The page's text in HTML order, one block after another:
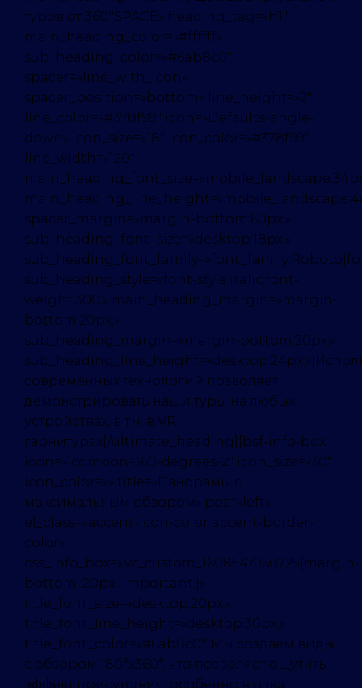
туров от 360°SPACE» heading_tag=»h1″
main_heading_color=»#ffffff»
sub_heading_color=»#6ab8c0″
spacer=»line_with_icon»
spacer_position=»bottom» line_height=»2″
line_color=»#378f99″ icon=»Defaults-angle-
down» icon_size=»18″ icon_color=»#378f99″
line_width=»120″
spacer_margin=»margin-bottom:60px;»
sub_heading_font_size=»desktop:18px;»
sub_heading_style=»font-style:italic;font-
weight:300;» main_heading_margin=»margin-
bottom:20px;»
sub_heading_margin=»margin-bottom:20px;»
современных технологий позволяет
демонстрировать наши туры на любых
устройствах, в т.ч. в VR
гарнитурах[/ultimate_heading][bsf-info-box
icon=»icomoon-360-degrees-2″ icon_size=»30″
icon_color=»» title=»Панорамы с
максимальным обзором» pos=»left»
el_class=»accent-icon-color accent-border-
color»
css_info_box=».vc_custom_1608547960725{margin-
bottom: 20px !important;}»
title_font_size=»desktop:20px;»
title_font_line_height=»desktop:30px;»
title_font_color=»#6ab8c0″]Мы создаём виды
с обзором 180°х360°, что позволяет ощутить
эффект присутствия, особенно в очка